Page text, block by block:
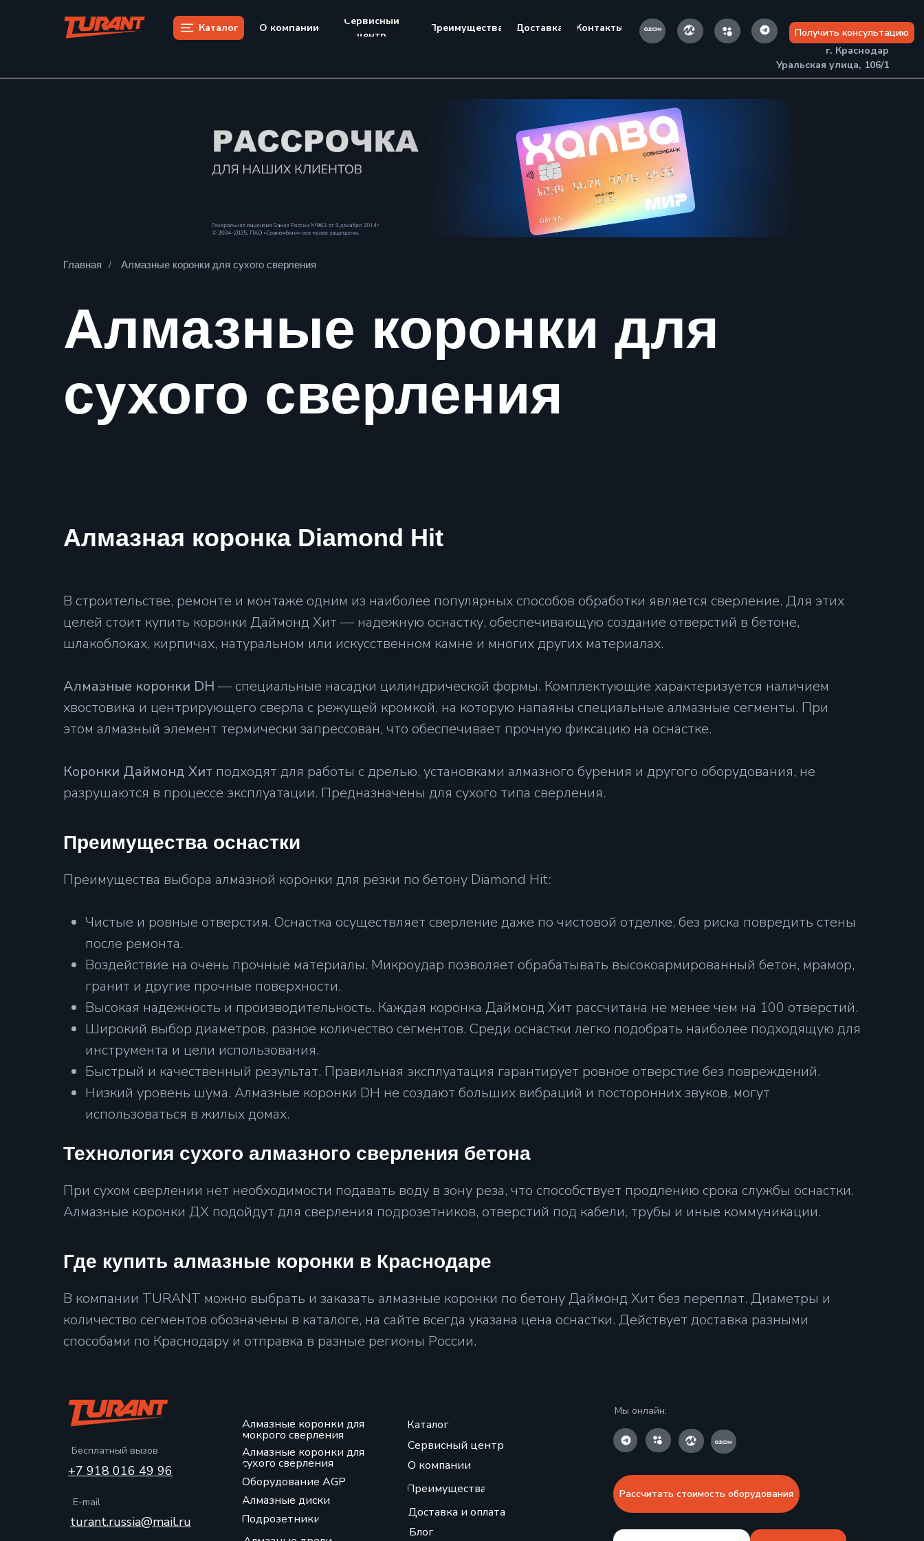
Доставка Контакты
Сервисный
центр
Преимущества
О компании
Каталог
Получить консультацию
г. Краснодар
Уральская улица, 106/1
Главная / Алмазные коронки для сухого сверления
Алмазные коронки для
сухого сверления
Алмазная коронка Diamond Hit
В строительстве, ремонте и монтаже одним из наиболее популярных способов обработки является сверление. Для этих
целей стоит купить коронки Даймонд Хит — надежную оснастку, обеспечивающую создание отверстий в бетоне,
шлакоблоках, кирпичах, натуральном или искусственном камне и многих других материалах.
Алмазные коронки DH — специальные насадки цилиндрической формы. Комплектующие характеризуется наличием
хвостовика и центрирующего сверла с режущей кромкой, на которую напаяны специальные алмазные сегменты. При
этом алмазный элемент термически запрессован, что обеспечивает прочную фиксацию на оснастке.
Коронки Даймонд Хит подходят для работы с дрелью, установками алмазного бурения и другого оборудования, не
разрушаются в процессе эксплуатации. Предназначены для сухого типа сверления.
Преимущества оснастки
Преимущества выбора алмазной коронки для резки по бетону Diamond Hit:
Чистые и ровные отверстия. Оснастка осуществляет сверление даже по чистовой отделке, без риска повредить стены
после ремонта.
Воздействие на очень прочные материалы. Микроудар позволяет обрабатывать высокоармированный бетон, мрамор,
гранит и другие прочные поверхности.
Высокая надежность и производительность. Каждая коронка Даймонд Хит рассчитана не менее чем на 100 отверстий.
Широкий выбор диаметров, разное количество сегментов. Среди оснастки легко подобрать наиболее подходящую для
инструмента и цели использования.
Быстрый и качественный результат. Правильная эксплуатация гарантирует ровное отверстие без повреждений.
Низкий уровень шума. Алмазные коронки DH не создают больших вибраций и посторонних звуков, могут
использоваться в жилых домах.
Технология сухого алмазного сверления бетона
При сухом сверлении нет необходимости подавать воду в зону реза, что способствует продлению срока службы оснастки.
Алмазные коронки ДХ подойдут для сверления подрозетников, отверстий под кабели, трубы и иные коммуникации.
Где купить алмазные коронки в Краснодаре
В компании TURANT можно выбрать и заказать алмазные коронки по бетону Даймонд Хит без переплат. Диаметры и
количество сегментов обозначены в каталоге, на сайте всегда указана цена оснастки. Действует доставка разными
способами по Краснодару и отправка в разные регионы России.
Мы онлайн:
Бесплатный вызов
+7 918 016 49 96
Каталог
Преимущества
О компании
Доставка и оплата
E-mail
turant.russia@mail.ru
Сервисный центр
Блог
Алмазные коронки для
сухого сверления
Оборудование AGP
Алмазные диски
Подрозетники
Алмазные коронки для
мокрого сверления
Рассчитать стоимость оборудования